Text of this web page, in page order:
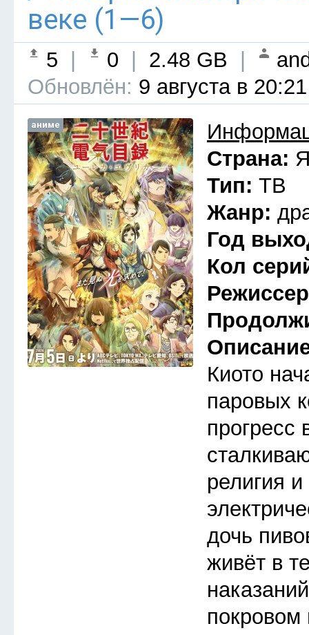
веке (1—6)
5 0 2.48 GB
Обновлён: 9 августа в 20:21
аниме
Страна:
Тип: ТВ
Жанр:
Год
Кол
Киото
паровых
прогресс
религия
дочь
живёт в
покровом